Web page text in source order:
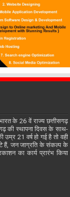
के 26 वें राज्य छत्तीसगढ़
की स्थापना दिवस के साथ-
21 वर्ष हो गई है तो वही
हैं, जन जाग्रति के संकल्प के
का कार्य प्रारंभ किया